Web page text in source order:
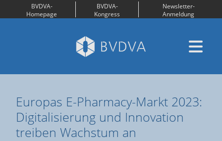
BVDVA-
Homepage
BVDVA-
Kongress
Newsletter-
Anmeldung
Europas E-Pharmacy-Markt 2023:
Digitalisierung und Innovation
treiben Wachstum an